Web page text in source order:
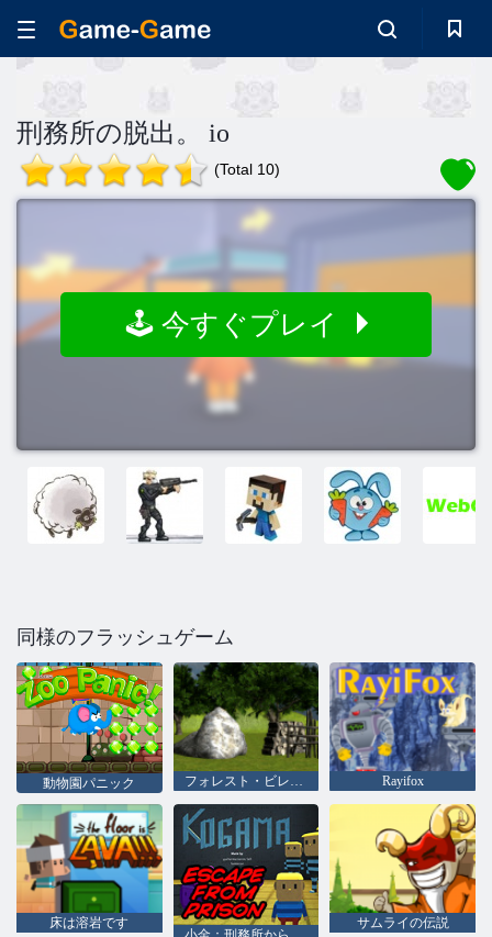
刑務所の脱出。 io
(Total 10)
🕹️ 今すぐプレイ
同様のフラッシュゲーム
動物園パニック フォレスト・ビレッジ・ゲッタウェイ第2話 Rayifox
床は溶岩です サムライの伝説